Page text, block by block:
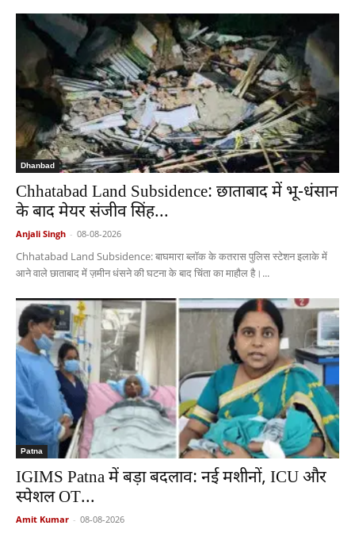
Dhanbad
Chhatabad Land Subsidence: छाताबाद में भू-धंसान
के बाद मेयर संजीव सिंह...
Anjali Singh - 08-08-2026
Chhatabad Land Subsidence: बाघमारा ब्लॉक के कतरास पुलिस स्टेशन इलाके में
आने वाले छाताबाद में ज़मीन धंसने की घटना के बाद चिंता का माहौल है।...
Patna
IGIMS Patna में बड़ा बदलाव: नई मशीनों, ICU और
स्पेशल OT...
Amit Kumar - 08-08-2026